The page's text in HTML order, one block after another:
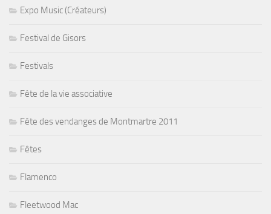
Expo Music (Créateurs)
Festival de Gisors
Festivals
Fête de la vie associative
Fête des vendanges de Montmartre 2011
Fêtes
Flamenco
Fleetwood Mac